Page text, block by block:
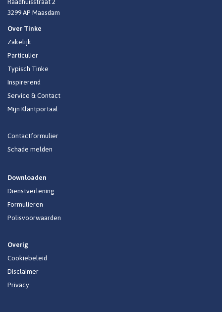
Raadhuisstraat 2
3299 AP Maasdam
Over Tinke
Zakelijk
Particulier
Typisch Tinke
Inspirerend
Service & Contact
Mijn Klantportaal
Contactformulier
Schade melden
Downloaden
Dienstverlening
Formulieren
Polisvoorwaarden
Overig
Cookiebeleid
Disclaimer
Privacy